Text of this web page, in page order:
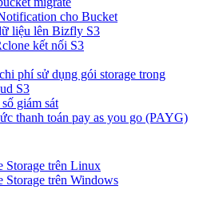
cho Bucket
liệu lên Bizfly S3
kết nối S3
phí sử dụng gói storage trong
S3
giám sát
thanh toán pay as you go (PAYG)
Storage trên Linux
Storage trên Windows